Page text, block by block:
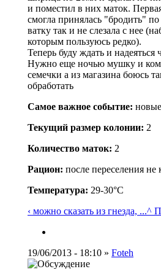
и поместил в них маток.
смогла принялась "бродить"
ватку так и не слезала с нее
которым пользуюсь редко).
Теперь буду ждать и
Нужно еще ночью мушку и
семечки а из магазина боюсь
обработать
Самое важное событие:
Текущий размер кoлонии: 2
Количество маток: 2
Рацион: после переселения не
Температура: 29-30°C
‹ можно сказать из гнезда, ...^
19/06/2013 - 18:10 » Foteh